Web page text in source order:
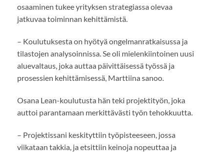
osaaminen tukee yrityksen strategiassa olevaa
jatkuvaa toiminnan kehittämistä.
– Koulutuksesta on hyötyä ongelmanratkaisussa ja
tilastojen analysoinnissa. Se oli mielenkiintoinen uusi
aluevaltaus, joka auttaa päivittäisessä työssä ja
prosessien kehittämisessä, Marttiina sanoo.
Osana Lean-koulutusta hän teki projektityön, joka
auttoi parantamaan merkittävästi työn tehokkuutta.
– Projektissani keskityttiin työpisteeseen, jossa
viikataan takkia, ja etsittiin keinoja nopeuttaa ja